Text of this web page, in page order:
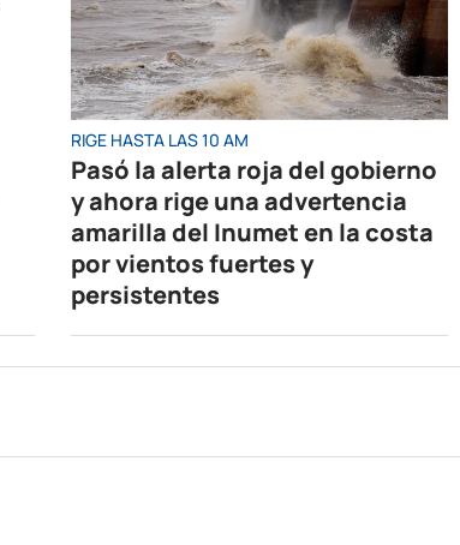
RIGE HASTA LAS 10 AM
Pasó la alerta roja del gobierno
y ahora rige una advertencia
amarilla del Inumet en la costa
por vientos fuertes y
persistentes